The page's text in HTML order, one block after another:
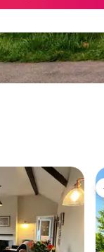
す。